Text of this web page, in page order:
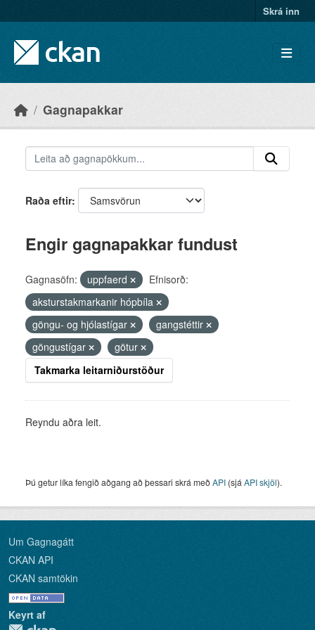
Skrá inn
Gagnapakkar
Raða eftir
Engir gagnapakkar fundust
Gagnasöfn: uppfaerd
Efnisorð:
aksturstakmarkanir hópbíla
göngu- og hjólastígar
gangstéttir
göngustígar
götur
Takmarka leitarniðurstöður
Reyndu aðra leit.
Þú getur líka fengið aðgang að þessari skrá meðAPI (sjá API skjöl).
Um Gagnagátt
CKAN API
CKAN samtökin
Keyrt af